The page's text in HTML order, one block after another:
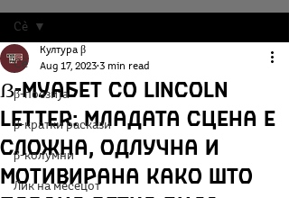
Сè
β-поезија
β-кратки раскази
β-колумни
Лик на месецот
Сè
ẞ-муабет со Lincoln
Letter: Младата сцена е
сложна, одлучна и
мотивирана како што
Култура β
Aug 17, 2023 3 min read